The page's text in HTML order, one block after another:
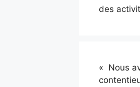
des
« Nous